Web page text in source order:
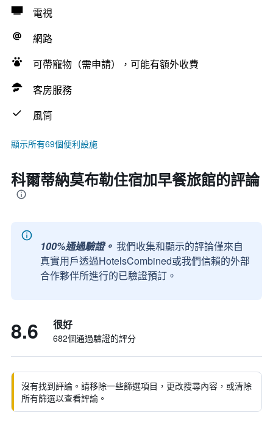
電視
網路
可帶寵物（需申請），可能有額外收費
客房服務
風筒
顯示所有69個便利設施
科爾蒂納莫布勒住宿加早餐旅館的評論
100%通過驗證。 我們收集和顯示的評論僅來自
真實用戶透過HotelsCombined或我們信賴的外部
合作夥伴所進行的已驗證預訂。
8.6 很好
682個通過驗證的評分
沒有找到評論。請移除一些篩選項目，更改搜尋內容，或清除
所有篩選以查看評論。